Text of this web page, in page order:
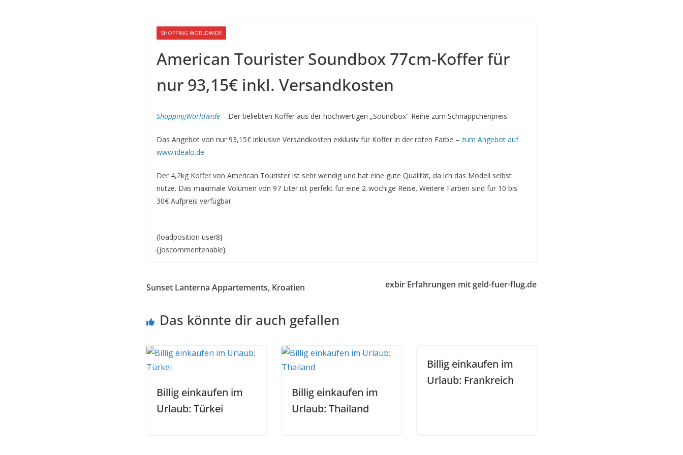
SHOPPING WORLDWIDE
American Tourister Soundbox 77cm-Koffer für
nur 93,15€ inkl. Versandkosten
ShoppingWorldwide Der beliebten Koffer aus der hochwertigen „Soundbox“-Reihe zum Schnäppchenpreis.
Das Angebot von nur 93,15€ inklusive Versandkosten exklusiv für Koffer in der roten Farbe – zum Angebot auf
www.idealo.de
Der 4,2kg Koffer von American Tourister ist sehr wendig und hat eine gute Qualität, da ich das Modell selbst
nutze. Das maximale Volumen von 97 Liter ist perfekt für eine 2-wöchige Reise. Weitere Farben sind für 10 bis
30€ Aufpreis verfügbar.
{loadposition user8}
{joscommentenable}
Sunset Lanterna Appartements, Kroatien exbir Erfahrungen mit geld-fuer-flug.de
Das könnte dir auch gefallen
Billig einkaufen im
Urlaub: Türkei
Billig einkaufen im
Urlaub: Thailand
Billig einkaufen im
Urlaub: Frankreich